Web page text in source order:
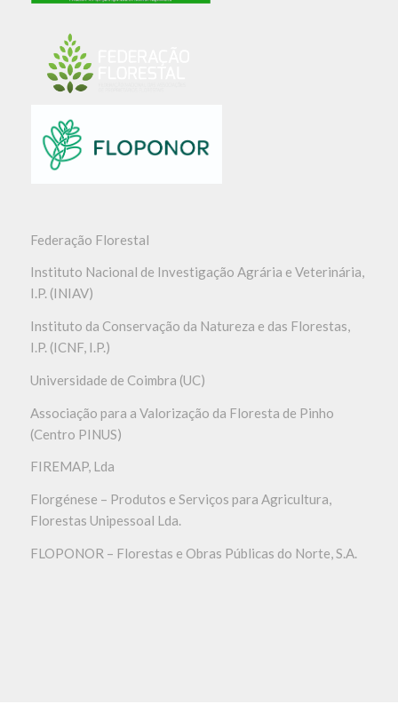
Federação Florestal
Instituto Nacional de Investigação Agrária e Veterinária,
I.P. (INIAV)
Instituto da Conservação da Natureza e das Florestas,
I.P. (ICNF, I.P.)
Universidade de Coimbra (UC)
Associação para a Valorização da Floresta de Pinho
(Centro PINUS)
FIREMAP, Lda
Florgénese – Produtos e Serviços para Agricultura,
Florestas Unipessoal Lda.
FLOPONOR – Florestas e Obras Públicas do Norte, S.A.